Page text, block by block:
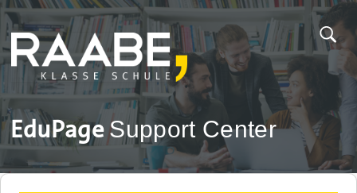
EduPageSupport Center